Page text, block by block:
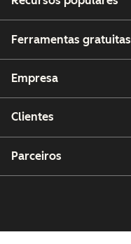
Ferramentas gratuitas
Empresa
Clientes
Parceiros